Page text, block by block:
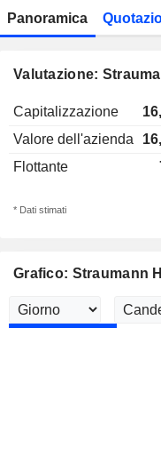
Panoramica
Valutazione:
Capitalizzazione
Valore dell'azienda
Flottante
* Dati stimati
Grafico: Straumann